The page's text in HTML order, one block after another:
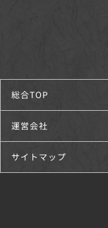
総合TOP
運営会社
サイトマップ